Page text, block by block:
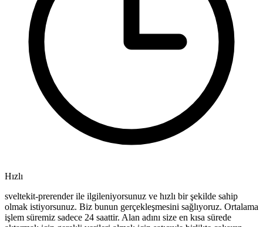
Hızlı
sveltekit-prerender ile ilgileniyorsunuz ve hızlı bir şekilde sahip
olmak istiyorsunuz. Biz bunun gerçekleşmesini sağlıyoruz. Ortalama
işlem süremiz sadece 24 saattir. Alan adını size en kısa sürede